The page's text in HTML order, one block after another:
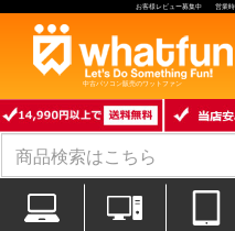
お客様レビュー募集中 営業
中古パソコン販売のワットファン